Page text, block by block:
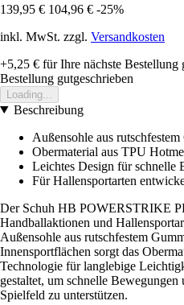
139,95 € 104,96 € -25%
inkl. MwSt. zzgl. Versandkosten
+5,25 € für Ihre nächste Bestellung
Bestellung gutgeschrieben
Loading...
Beschreibung
Außensohle aus
Obermaterial aus TPU
Leichtes Design für schnelle
Für Hallensportarten
Der Schuh HB POWERSTRIKE
Handballaktionen und
Außensohle aus rutschfestem
Innensportflächen sorgt das
Technologie für langlebige
gestaltet, um schnelle
Spielfeld zu unterstützen.